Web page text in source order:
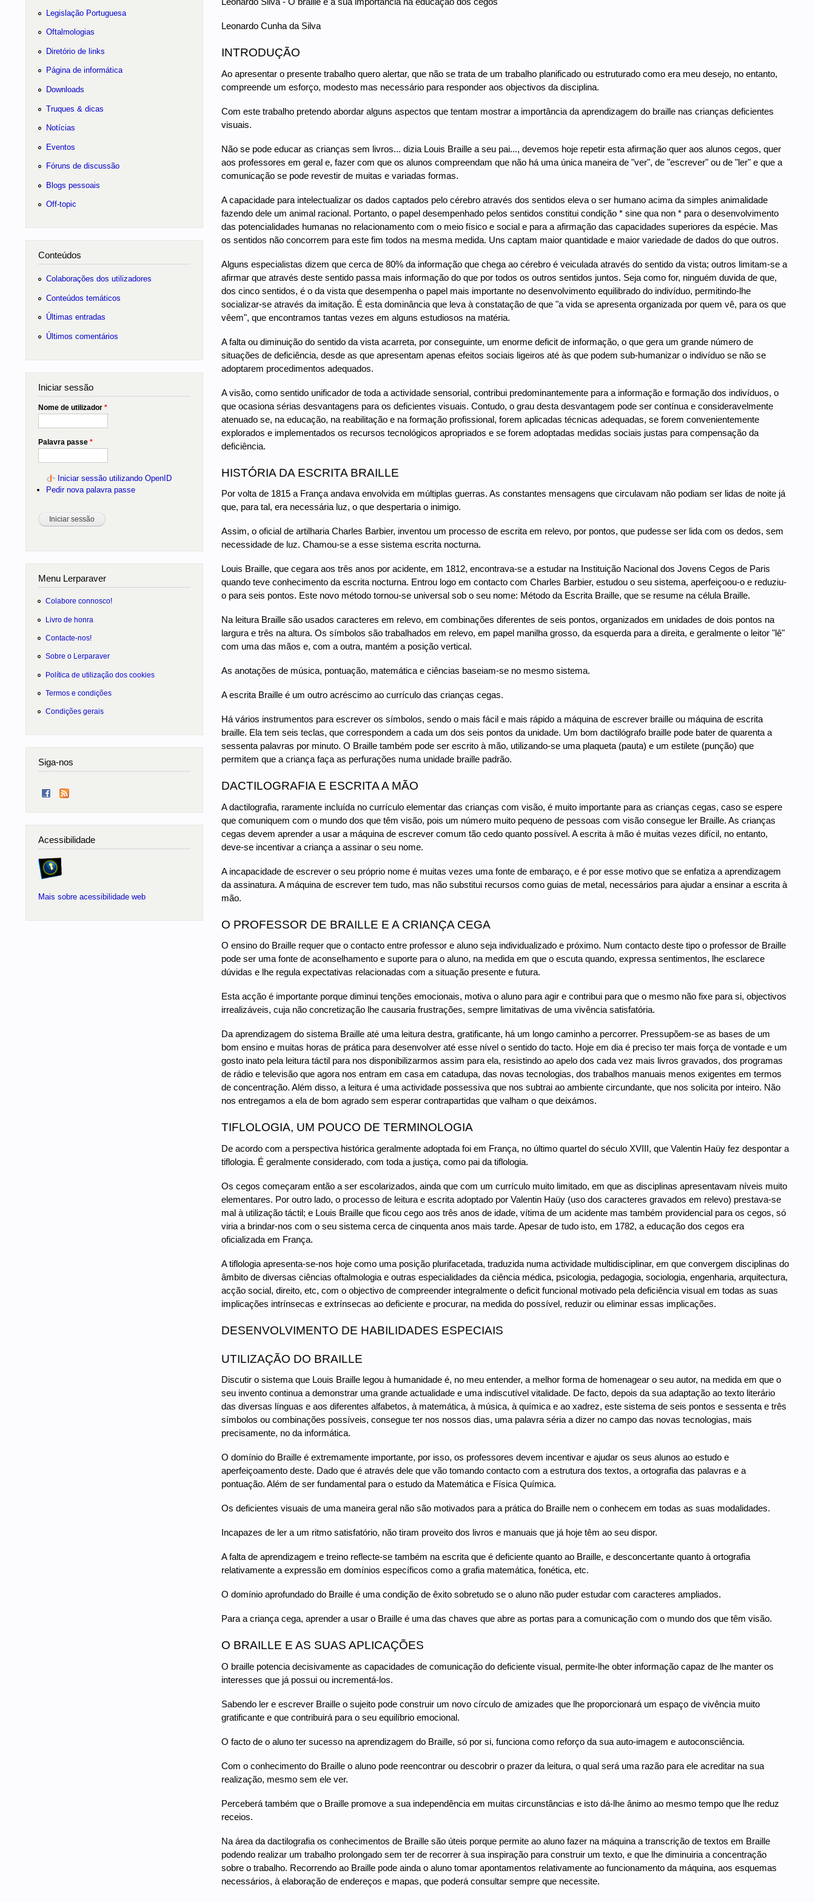
Leonardo Cunha da Silva
INTRODUÇÃO
Ao apresentar o presente trabalho quero alertar, que não se trata de um trabalho planificado ou estruturado como era meu desejo, no entanto,
compreende um esforço, modesto mas necessário para responder aos objectivos da disciplina.
Com este trabalho pretendo abordar alguns aspectos que tentam mostrar a importância da aprendizagem do braille nas crianças deficientes
visuais.
Não se pode educar as crianças sem livros... dizia Louis Braille a seu pai..., devemos hoje repetir esta afirmação quer aos alunos cegos, quer
aos professores em geral e, fazer com que os alunos compreendam que não há uma única maneira de "ver", de "escrever" ou de "ler" e que a
comunicação se pode revestir de muitas e variadas formas.
A capacidade para intelectualizar os dados captados pelo cérebro através dos sentidos eleva o ser humano acima da simples animalidade
fazendo dele um animal racional. Portanto, o papel desempenhado pelos sentidos constitui condição * sine qua non * para o desenvolvimento
das potencialidades humanas no relacionamento com o meio físico e social e para a afirmação das capacidades superiores da espécie. Mas
os sentidos não concorrem para este fim todos na mesma medida. Uns captam maior quantidade e maior variedade de dados do que outros.
Alguns especialistas dizem que cerca de 80% da informação que chega ao cérebro é veiculada através do sentido da vista; outros limitam-se a
afirmar que através deste sentido passa mais informação do que por todos os outros sentidos juntos. Seja como for, ninguém duvida de que,
dos cinco sentidos, é o da vista que desempenha o papel mais importante no desenvolvimento equilibrado do indivíduo, permitindo-lhe
socializar-se através da imitação. É esta dominância que leva à constatação de que "a vida se apresenta organizada por quem vê, para os que
vêem", que encontramos tantas vezes em alguns estudiosos na matéria.
A falta ou diminuição do sentido da vista acarreta, por conseguinte, um enorme deficit de informação, o que gera um grande número de
situações de deficiência, desde as que apresentam apenas efeitos sociais ligeiros até às que podem sub-humanizar o indivíduo se não se
adoptarem procedimentos adequados.
A visão, como sentido unificador de toda a actividade sensorial, contribui predominantemente para a informação e formação dos indivíduos, o
que ocasiona sérias desvantagens para os deficientes visuais. Contudo, o grau desta desvantagem pode ser contínua e consideravelmente
atenuado se, na educação, na reabilitação e na formação profissional, forem aplicadas técnicas adequadas, se forem convenientemente
explorados e implementados os recursos tecnológicos apropriados e se forem adoptadas medidas sociais justas para compensação da
deficiência.
HISTÓRIA DA ESCRITA BRAILLE
Por volta de 1815 a França andava envolvida em múltiplas guerras. As constantes mensagens que circulavam não podiam ser lidas de noite já
que, para tal, era necessária luz, o que despertaria o inimigo.
Assim, o oficial de artilharia Charles Barbier, inventou um processo de escrita em relevo, por pontos, que pudesse ser lida com os dedos, sem
necessidade de luz. Chamou-se a esse sistema escrita nocturna.
Louis Braille, que cegara aos três anos por acidente, em 1812, encontrava-se a estudar na Instituição Nacional dos Jovens Cegos de Paris
quando teve conhecimento da escrita nocturna. Entrou logo em contacto com Charles Barbier, estudou o seu sistema, aperfeiçoou-o e reduziu-
o para seis pontos. Este novo método tornou-se universal sob o seu nome: Método da Escrita Braille, que se resume na célula Braille.
Na leitura Braille são usados caracteres em relevo, em combinações diferentes de seis pontos, organizados em unidades de dois pontos na
largura e três na altura. Os símbolos são trabalhados em relevo, em papel manilha grosso, da esquerda para a direita, e geralmente o leitor "lê"
com uma das mãos e, com a outra, mantém a posição vertical.
As anotações de música, pontuação, matemática e ciências baseiam-se no mesmo sistema.
A escrita Braille é um outro acréscimo ao currículo das crianças cegas.
Há vários instrumentos para escrever os símbolos, sendo o mais fácil e mais rápido a máquina de escrever braille ou máquina de escrita
braille. Ela tem seis teclas, que correspondem a cada um dos seis pontos da unidade. Um bom dactilógrafo braille pode bater de quarenta a
sessenta palavras por minuto. O Braille também pode ser escrito à mão, utilizando-se uma plaqueta (pauta) e um estilete (punção) que
permitem que a criança faça as perfurações numa unidade braille padrão.
DACTILOGRAFIA E ESCRITA A MÃO
A dactilografia, raramente incluída no currículo elementar das crianças com visão, é muito importante para as crianças cegas, caso se espere
que comuniquem com o mundo dos que têm visão, pois um número muito pequeno de pessoas com visão consegue ler Braille. As crianças
cegas devem aprender a usar a máquina de escrever comum tão cedo quanto possível. A escrita à mão é muitas vezes difícil, no entanto,
deve-se incentivar a criança a assinar o seu nome.
A incapacidade de escrever o seu próprio nome é muitas vezes uma fonte de embaraço, e é por esse motivo que se enfatiza a aprendizagem
da assinatura. A máquina de escrever tem tudo, mas não substitui recursos como guias de metal, necessários para ajudar a ensinar a escrita à
mão.
O PROFESSOR DE BRAILLE E A CRIANÇA CEGA
O ensino do Braille requer que o contacto entre professor e aluno seja individualizado e próximo. Num contacto deste tipo o professor de Braille
pode ser uma fonte de aconselhamento e suporte para o aluno, na medida em que o escuta quando, expressa sentimentos, lhe esclarece
dúvidas e lhe regula expectativas relacionadas com a situação presente e futura.
Esta acção é importante porque diminui tenções emocionais, motiva o aluno para agir e contribui para que o mesmo não fixe para si, objectivos
irrealizáveis, cuja não concretização lhe causaria frustrações, sempre limitativas de uma vivência satisfatória.
Da aprendizagem do sistema Braille até uma leitura destra, gratificante, há um longo caminho a percorrer. Pressupõem-se as bases de um
bom ensino e muitas horas de prática para desenvolver até esse nível o sentido do tacto. Hoje em dia é preciso ter mais força de vontade e um
gosto inato pela leitura táctil para nos disponibilizarmos assim para ela, resistindo ao apelo dos cada vez mais livros gravados, dos programas
de rádio e televisão que agora nos entram em casa em catadupa, das novas tecnologias, dos trabalhos manuais menos exigentes em termos
de concentração. Além disso, a leitura é uma actividade possessiva que nos subtrai ao ambiente circundante, que nos solicita por inteiro. Não
nos entregamos a ela de bom agrado sem esperar contrapartidas que valham o que deixámos.
TIFLOLOGIA, UM POUCO DE TERMINOLOGIA
De acordo com a perspectiva histórica geralmente adoptada foi em França, no último quartel do século XVIII, que Valentin Haüy fez despontar a
tiflologia. É geralmente considerado, com toda a justiça, como pai da tiflologia.
Os cegos começaram então a ser escolarizados, ainda que com um currículo muito limitado, em que as disciplinas apresentavam níveis muito
elementares. Por outro lado, o processo de leitura e escrita adoptado por Valentin Haüy (uso dos caracteres gravados em relevo) prestava-se
mal à utilização táctil; e Louis Braille que ficou cego aos três anos de idade, vítima de um acidente mas também providencial para os cegos, só
viria a brindar-nos com o seu sistema cerca de cinquenta anos mais tarde. Apesar de tudo isto, em 1782, a educação dos cegos era
oficializada em França.
A tiflologia apresenta-se-nos hoje como uma posição plurifacetada, traduzida numa actividade multidisciplinar, em que convergem disciplinas do
âmbito de diversas ciências oftalmologia e outras especialidades da ciência médica, psicologia, pedagogia, sociologia, engenharia, arquitectura,
acção social, direito, etc, com o objectivo de compreender integralmente o deficit funcional motivado pela deficiência visual em todas as suas
implicações intrínsecas e extrínsecas ao deficiente e procurar, na medida do possível, reduzir ou eliminar essas implicações.
DESENVOLVIMENTO DE HABILIDADES ESPECIAIS
UTILIZAÇÃO DO BRAILLE
Discutir o sistema que Louis Braille legou à humanidade é, no meu entender, a melhor forma de homenagear o seu autor, na medida em que o
seu invento continua a demonstrar uma grande actualidade e uma indiscutível vitalidade. De facto, depois da sua adaptação ao texto literário
das diversas línguas e aos diferentes alfabetos, à matemática, à música, à química e ao xadrez, este sistema de seis pontos e sessenta e três
símbolos ou combinações possíveis, consegue ter nos nossos dias, uma palavra séria a dizer no campo das novas tecnologias, mais
precisamente, no da informática.
O domínio do Braille é extremamente importante, por isso, os professores devem incentivar e ajudar os seus alunos ao estudo e
aperfeiçoamento deste. Dado que é através dele que vão tomando contacto com a estrutura dos textos, a ortografia das palavras e a
pontuação. Além de ser fundamental para o estudo da Matemática e Física Química.
Os deficientes visuais de uma maneira geral não são motivados para a prática do Braille nem o conhecem em todas as suas modalidades.
Incapazes de ler a um ritmo satisfatório, não tiram proveito dos livros e manuais que já hoje têm ao seu dispor.
A falta de aprendizagem e treino reflecte-se também na escrita que é deficiente quanto ao Braille, e desconcertante quanto à ortografia
relativamente a expressão em domínios específicos como a grafia matemática, fonética, etc.
O domínio aprofundado do Braille é uma condição de êxito sobretudo se o aluno não puder estudar com caracteres ampliados.
Para a criança cega, aprender a usar o Braille é uma das chaves que abre as portas para a comunicação com o mundo dos que têm visão.
O BRAILLE E AS SUAS APLICAÇÕES
O braille potencia decisivamente as capacidades de comunicação do deficiente visual, permite-lhe obter informação capaz de lhe manter os
interesses que já possui ou incrementá-los.
Sabendo ler e escrever Braille o sujeito pode construir um novo círculo de amizades que lhe proporcionará um espaço de vivência muito
gratificante e que contribuirá para o seu equilíbrio emocional.
O facto de o aluno ter sucesso na aprendizagem do Braille, só por si, funciona como reforço da sua auto-imagem e autoconsciência.
Com o conhecimento do Braille o aluno pode reencontrar ou descobrir o prazer da leitura, o qual será uma razão para ele acreditar na sua
realização, mesmo sem ele ver.
Perceberá também que o Braille promove a sua independência em muitas circunstâncias e isto dá-lhe ânimo ao mesmo tempo que lhe reduz
receios.
Na área da dactilografia os conhecimentos de Braille são úteis porque permite ao aluno fazer na máquina a transcrição de textos em Braille
podendo realizar um trabalho prolongado sem ter de recorrer à sua inspiração para construir um texto, e que lhe diminuiria a concentração
sobre o trabalho. Recorrendo ao Braille pode ainda o aluno tomar apontamentos relativamente ao funcionamento da máquina, aos esquemas
necessários, à elaboração de endereços e mapas, que poderá consultar sempre que necessite.
Legislação Portuguesa
Oftalmologias
Diretório de links
Página de informática
Downloads
Truques & dicas
Notícias
Eventos
Fóruns de discussão
Blogs pessoais
Off-topic
Conteúdos
Colaborações dos utilizadores
Conteúdos temáticos
Últimas entradas
Últimos comentários
Iniciar sessão
Nome de utilizador *
Palavra passe *
Iniciar sessão utilizando OpenID
Pedir nova palavra passe
Menu Lerparaver
Colabore connosco!
Livro de honra
Contacte-nos!
Sobre o Lerparaver
Política de utilização dos cookies
Termos e condições
Condições gerais
Siga-nos
Acessibilidade
Mais sobre acessibilidade web